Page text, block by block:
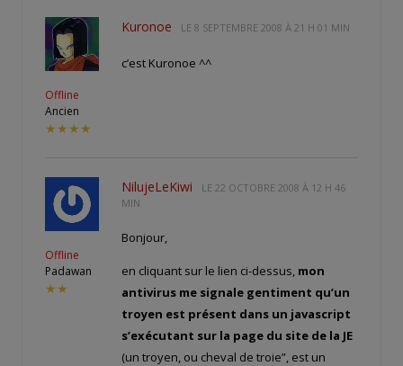
Offline
Ancien
★★★★
Kuronoe LE 8 SEPTEMBRE 2008 À 21 H 01 MIN
c’est Kuronoe ^^
Offline
Padawan
★★
NilujeLeKiwi LE 22 OCTOBRE 2008 À 12 H 46
MIN
Bonjour,
en cliquant sur le lien ci-dessus, mon
antivirus me signale gentiment qu’un
troyen est présent dans un javascript
s’exécutant sur la page du site de la JE
(un troyen, ou cheval de troie”, est un